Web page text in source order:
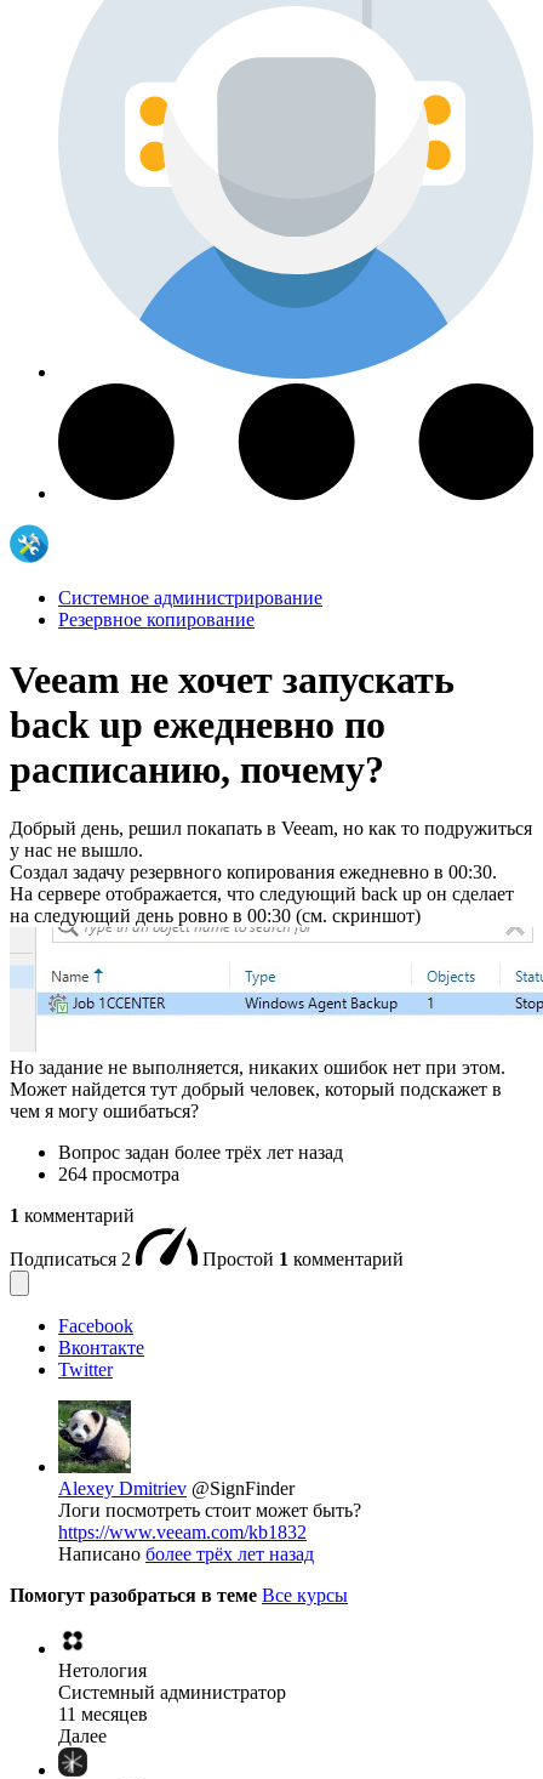
Системное администрирование
Резервное копирование
Veeam не хочет запускать
back up ежедневно по
расписанию, почему?
Добрый день, решил покапать в Veeam, но как то подружиться
у нас не вышло.
Создал задачу резервного копирования ежедневно в 00:30.
На сервере отображается, что следующий back up он сделает
на следующий день ровно в 00:30 (см. скриншот)
Но задание не выполняется, никаких ошибок нет при этом.
Может найдется тут добрый человек, который подскажет в
чем я могу ошибаться?
Вопрос задан более трёх лет назад
264 просмотра
1 комментарий
Подписаться 2 Простой 1 комментарий
Facebook
Вконтакте
Twitter
Alexey Dmitriev @SignFinder
Логи посмотреть стоит может быть?
https://www.veeam.com/kb1832
Написано более трёх лет назад
Помогут разобраться в теме Все курсы
Нетология
Системный администратор
11 месяцев
Далее